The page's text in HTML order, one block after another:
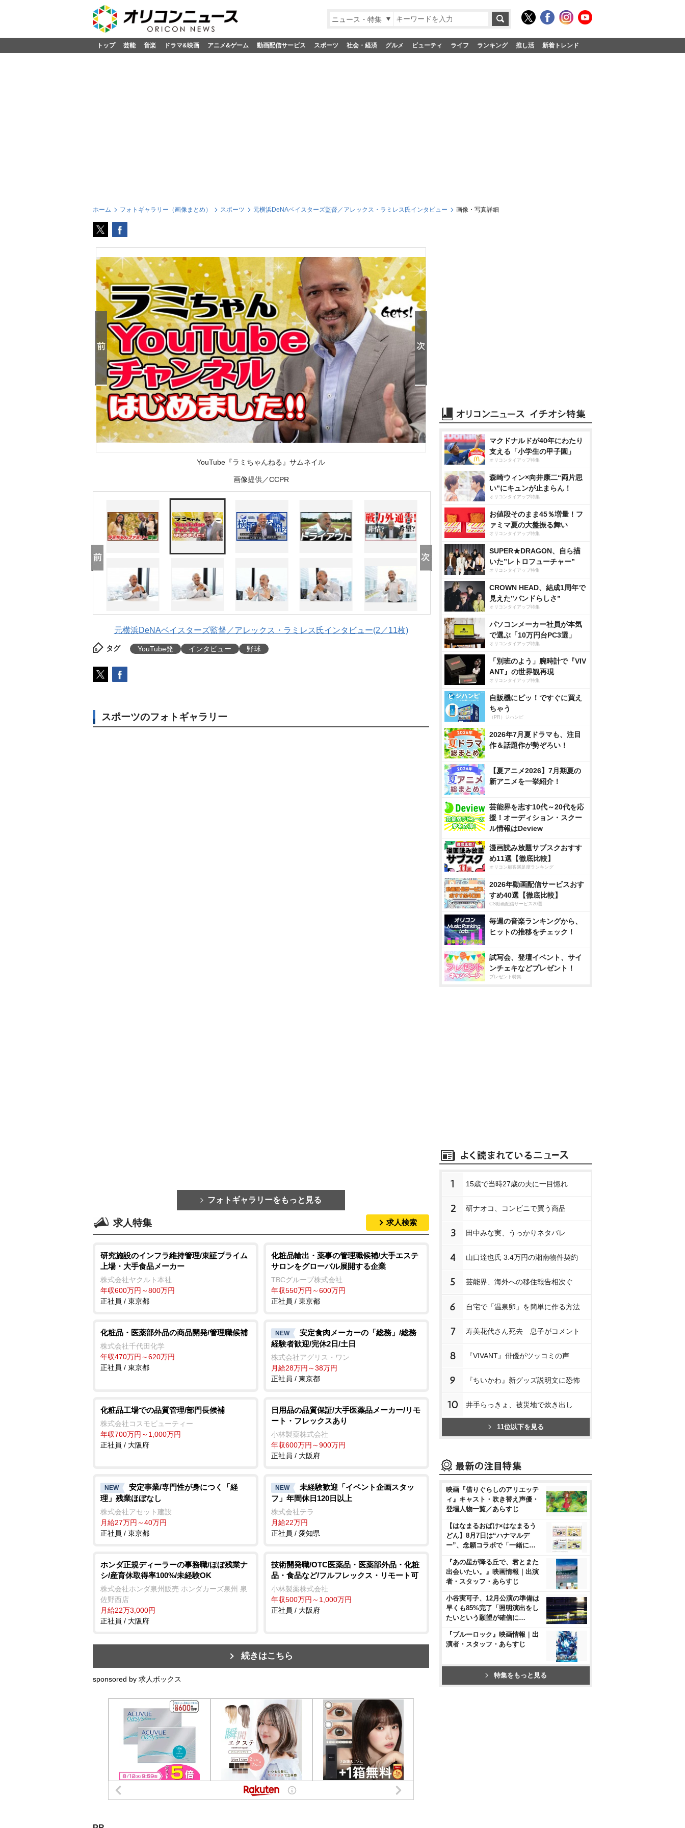
ニュース・特集
トップ 芸能 音楽 ドラマ&映画 アニメ&ゲーム 動画配信サービス スポーツ 社会・経済 グルメ ビューティ ライフ ランキング 推し活 新着トレンド
ホーム フォトギャラリー（画像まとめ） スポーツ 元横浜DeNAベイスターズ監督／アレックス・ラミレス氏インタビュー 画像・写真詳細
YouTube『ラミちゃんねる』サムネイル
画像提供／CCPR
元横浜DeNAベイスターズ監督／アレックス・ラミレス氏インタビュー(2／11枚)
タグ YouTube発 インタビュー 野球
スポーツのフォトギャラリー
フォトギャラリーをもっと見る
求人特集 求人検索
研究施設のインフラ維持管理/東証プライム
上場・大手食品メーカー
株式会社ヤクルト本社
年収600万円～800万円
正社員 / 東京都
化粧品輸出・薬事の管理職候補/大手エステ
サロンをグローバル展開する企業
TBCグループ株式会社
年収550万円～600万円
正社員 / 東京都
化粧品・医薬部外品の商品開発/管理職候補
株式会社千代田化学
年収470万円～620万円
正社員 / 東京都
NEW
安定食肉メーカーの「総務」/総務
経験者歓迎/完休2日/土日
株式会社アグリス・ワン
月給28万円～38万円
正社員 / 東京都
化粧品工場での品質管理/部門長候補
株式会社コスモビューティー
年収700万円～1,000万円
正社員 / 大阪府
日用品の品質保証/大手医薬品メーカー/リモ
ート・フレックスあり
小林製薬株式会社
年収600万円～900万円
正社員 / 大阪府
NEW
安定事業/専門性が身につく「経
理」残業ほぼなし
株式会社アセット建設
月給27万円～40万円
正社員 / 東京都
NEW
未経験歓迎「イベント企画スタッ
フ」年間休日120日以上
株式会社テラ
月給22万円
正社員 / 愛知県
ホンダ正規ディーラーの事務職/ほぼ残業ナ
シ/産育休取得率100%/未経験OK
株式会社ホンダ泉州販売 ホンダカーズ泉州 泉
佐野西店
月給22万3,000円
正社員 / 大阪府
技術開発職/OTC医薬品・医薬部外品・化粧
品・食品など/フルフレックス・リモート可
小林製薬株式会社
年収500万円～1,000万円
正社員 / 大阪府
続きはこちら
sponsored by 求人ボックス
マクドナルドが40年にわたり
支える「小学生の甲子園」
オリコンタイアップ特集
森崎ウィン×向井康二“両片思
い”にキュンが止まらん！
オリコンタイアップ特集
お値段そのまま45％増量！フ
ァミマ夏の大盤振る舞い
オリコンタイアップ特集
SUPER★DRAGON、自ら描
いた”レトロフューチャー”
オリコンタイアップ特集
CROWN HEAD、結成1周年で
見えた”バンドらしさ”
オリコンタイアップ特集
パソコンメーカー社員が本気
で選ぶ「10万円台PC3選」
オリコンタイアップ特集
「別班のよう」腕時計で『VIV
ANT』の世界観再現
オリコンタイアップ特集
自販機にピッ！ですぐに買え
ちゃう
（PR）ジハンピ
2026年7月夏ドラマも、注目
作＆話題作が勢ぞろい！
【夏アニメ2026】7月期夏の
新アニメを一挙紹介！
芸能界を志す10代～20代を応
援！オーディション・スクー
ル情報はDeview
漫画読み放題サブスクおすす
め11選【徹底比較】
オリコン顧客満足度ランキング
2026年動画配信サービスおす
すめ40選【徹底比較】
CS動画配信サービス20選
毎週の音楽ランキングから、
ヒットの推移をチェック！
試写会、登壇イベント、サイ
ンチェキなどプレゼント！
プレゼント特集
1 15歳で当時27歳の夫に一目惚れ
2 研ナオコ、コンビニで買う商品
3 田中みな実、うっかりネタバレ
4 山口達也氏 3.4万円の湘南物件契約
5 芸能界、海外への移住報告相次ぐ
6 自宅で「温泉卵」を簡単に作る方法
7 寿美花代さん死去 息子がコメント
8 『VIVANT』俳優がツッコミの声
9 『ちいかわ』新グッズ説明文に恐怖
10 井手らっきょ、被災地で炊き出し
11位以下を見る
映画『借りぐらしのアリエッテ
ィ』キャスト・吹き替え声優・
登場人物一覧／あらすじ
【はなまるおばけ×はなまるう
どん】8月7日は“ハナマルデ
ー”、念願コラボで「一緒に…
『あの星が降る丘で、君とまた
出会いたい。』映画情報｜出演
者・スタッフ・あらすじ
小谷実可子、12月公演の準備は
早くも85%完了「照明演出をし
たいという願望が確信に…
『ブルーロック』映画情報｜出
演者・スタッフ・あらすじ
特集をもっと見る